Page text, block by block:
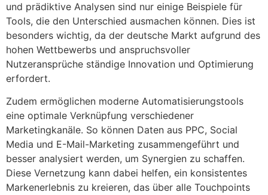
und prädiktive Analysen sind nur einige Beispiele für
Tools, die den Unterschied ausmachen können. Dies ist
besonders wichtig, da der deutsche Markt aufgrund des
hohen Wettbewerbs und anspruchsvoller
Nutzeransprüche ständige Innovation und Optimierung
erfordert.
Zudem ermöglichen moderne Automatisierungstools
eine optimale Verknüpfung verschiedener
Marketingkanäle. So können Daten aus PPC, Social
Media und E-Mail-Marketing zusammengeführt und
besser analysiert werden, um Synergien zu schaffen.
Diese Vernetzung kann dabei helfen, ein konsistentes
Markenerlebnis zu kreieren, das über alle Touchpoints